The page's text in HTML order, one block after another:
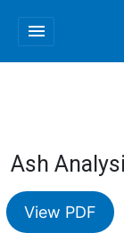
menu
Ash
View PDF